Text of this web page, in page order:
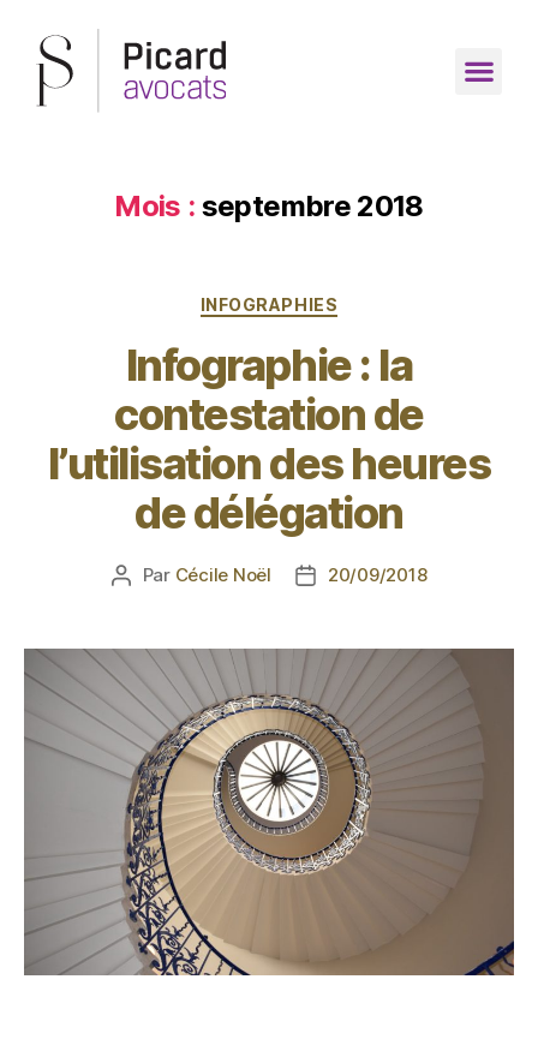
Mois : septembre 2018
INFOGRAPHIES
Infographie : la
contestation de
l’utilisation des heures
de délégation
Par Cécile Noël 20/09/2018